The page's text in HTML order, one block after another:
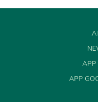
APP
APP